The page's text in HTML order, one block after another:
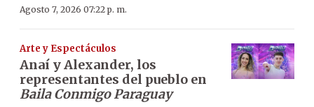
Agosto 7, 2026 07:22 p. m.
Arte y Espectáculos
Anaí y Alexander, los
representantes del pueblo en
Baila Conmigo Paraguay